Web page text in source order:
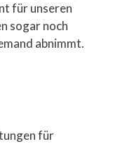
für unseren
sogar noch
abnimmt.
für